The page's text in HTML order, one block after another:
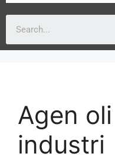
Agen
industri